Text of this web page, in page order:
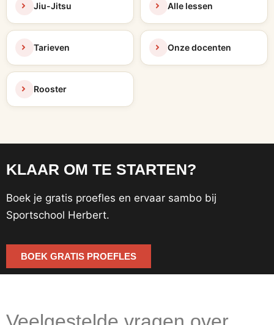
Jiu-Jitsu Alle lessen
Tarieven Onze docenten
Rooster
KLAAR OM TE STARTEN?
Boek je gratis proefles en ervaar sambo bij
Sportschool Herbert.
BOEK GRATIS PROEFLES